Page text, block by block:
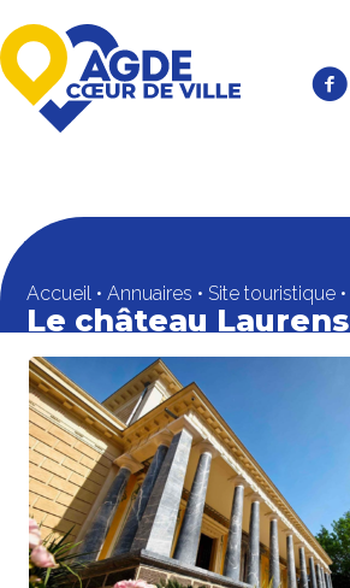
Accueil • Annuaires • Site touristique •
Le château Laurens